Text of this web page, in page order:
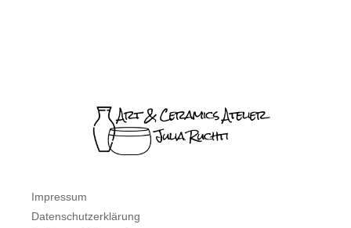
Impressum
Datenschutzerklärung